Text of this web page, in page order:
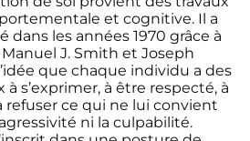
et cognitive. Il a
les années 1970 grâce à
J. Smith et Joseph
que chaque individu a des
s’exprimer, à être respecté, à
refuser ce qui ne lui convient
ni la culpabilité.